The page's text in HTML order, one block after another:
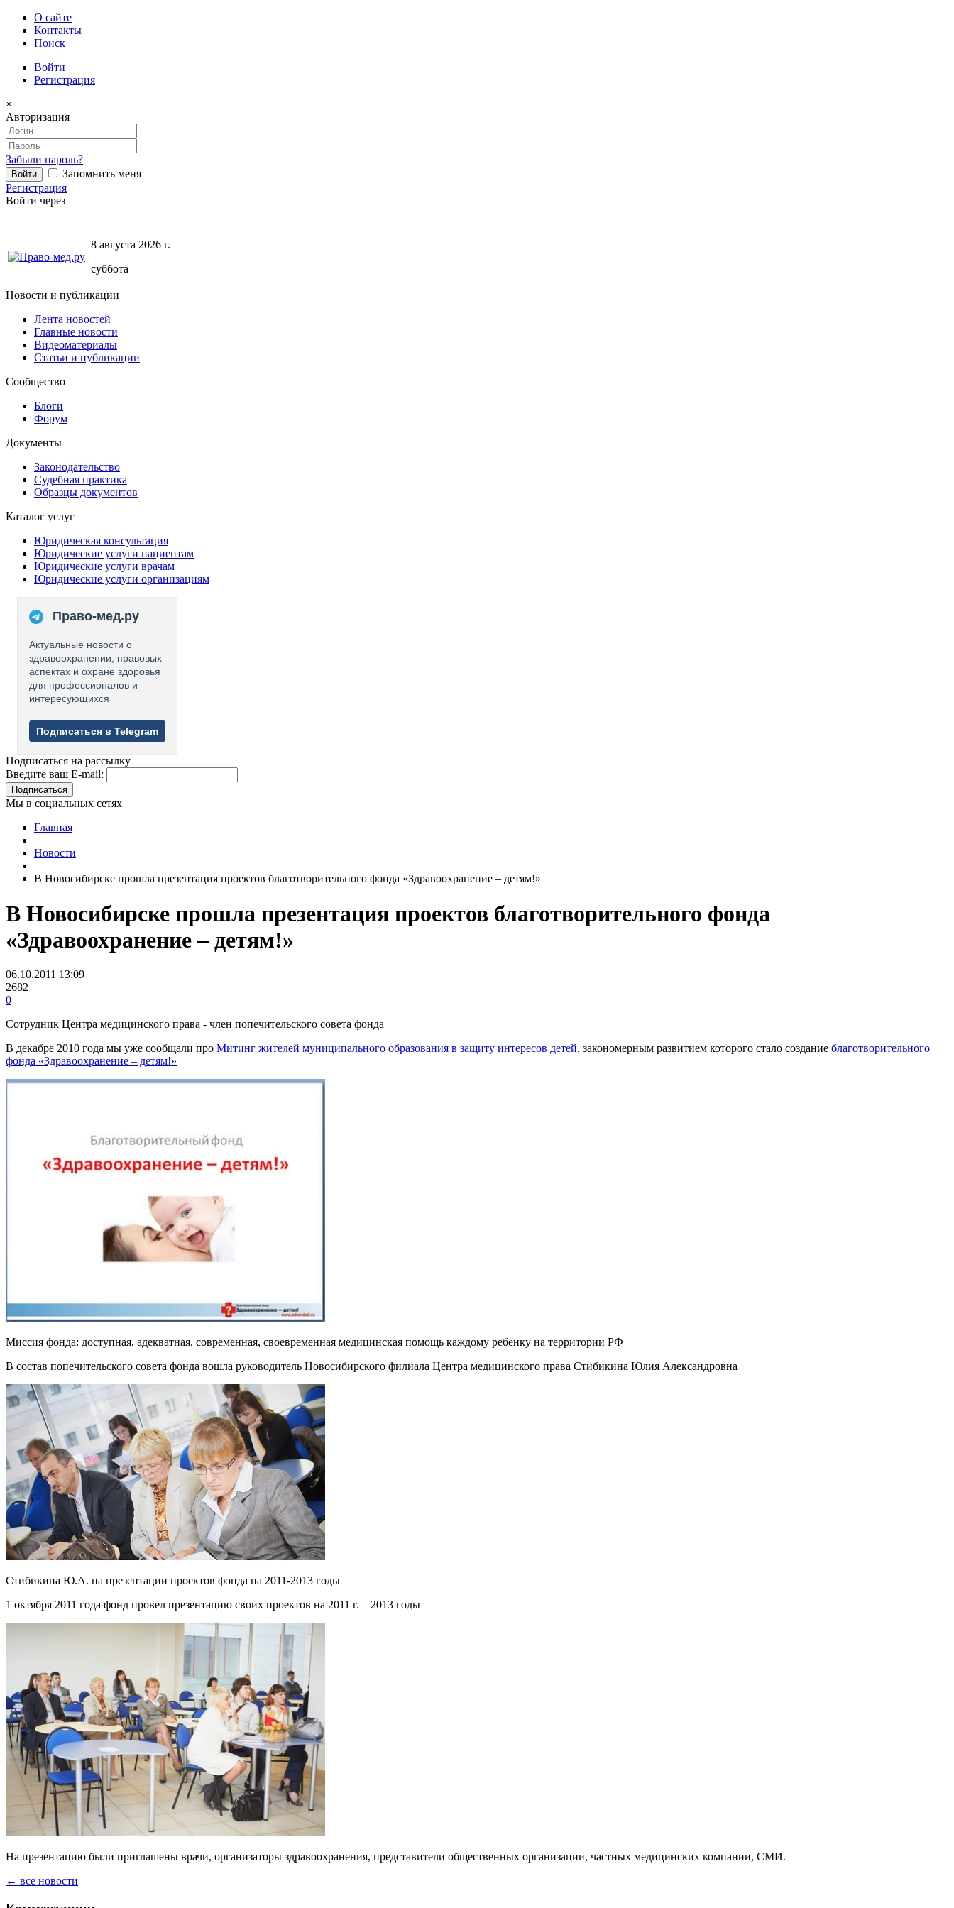
О сайте
Контакты
Поиск
Войти
Регистрация
×
Авторизация
Забыли пароль?
Запомнить меня
Регистрация
Войти через
8 августа 2026 г.
суббота
Новости и публикации
Лента новостей
Главные новости
Видеоматериалы
Статьи и публикации
Сообщество
Блоги
Форум
Документы
Законодательство
Судебная практика
Образцы документов
Каталог услуг
Юридическая консультация
Юридические услуги пациентам
Юридические услуги врачам
Юридические услуги организациям
Право-мед.ру
Актуальные новости о
здравоохранении, правовых
аспектах и охране здоровья
для профессионалов и
интересующихся
Подписаться в Telegram
Подписаться на рассылку
Введите ваш E-mail:
Подписаться
Мы в социальных сетях
Главная
Новости
В Новосибирске прошла презентация проектов благотворительного фонда «Здравоохранение – детям!»
В Новосибирске прошла презентация проектов благотворительного фонда
«Здравоохранение – детям!»
06.10.2011 13:09
2682
0
Сотрудник Центра медицинского права - член попечительского совета фонда
В декабре 2010 года мы уже сообщали про Митинг жителей муниципального образования в защиту интересов детей, закономерным развитием которого стало создание благотворительного
фонда «Здравоохранение – детям!»
Миссия фонда: доступная, адекватная, современная, своевременная медицинская помощь каждому ребенку на территории РФ
В состав попечительского совета фонда вошла руководитель Новосибирского филиала Центра медицинского права Стибикина Юлия Александровна
Стибикина Ю.А. на презентации проектов фонда на 2011-2013 годы
1 октября 2011 года фонд провел презентацию своих проектов на 2011 г. – 2013 годы
На презентацию были приглашены врачи, организаторы здравоохранения, представители общественных организации, частных медицинских компании, СМИ.
← все новости